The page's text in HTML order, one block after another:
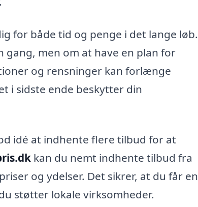
for både tid og penge i det lange løb.
men om at have en plan for
og rensninger kan forlænge
i sidste ende beskytter din
idé at indhente flere tilbud for at
kan du nemt indhente tilbud fra
og ydelser. Det sikrer, at du får en
støtter lokale virksomheder.